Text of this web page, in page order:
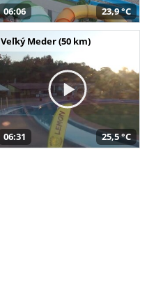
06:06 23,9 °C
Veľký Meder (50 km)
06:31 25,5 °C